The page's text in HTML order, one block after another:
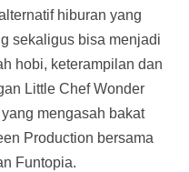
hiburan yang
sekaligus bisa menjadi
hobi, keterampilan dan
Little Chef Wonder
mengasah bakat
Production bersama
Funtopia.